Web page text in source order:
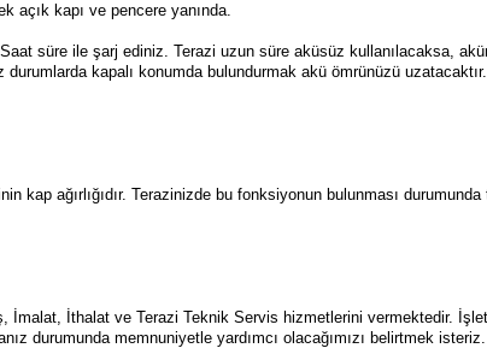
açık kapı ve pencere yanında.
süre ile şarj ediniz. Terazi uzun süre aküsüz kullanılacaksa,
kapalı konumda bulundurmak akü ömrünüzü uzatacaktır.
kap ağırlığıdır. Terazinizde bu fonksiyonun bulunması durumunda
İmalat, İthalat ve Terazi Teknik Servis hizmetlerini vermektedir.
durumunda memnuniyetle yardımcı olacağımızı belirtmek isteriz.